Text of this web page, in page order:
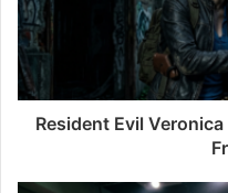
Resident Evil